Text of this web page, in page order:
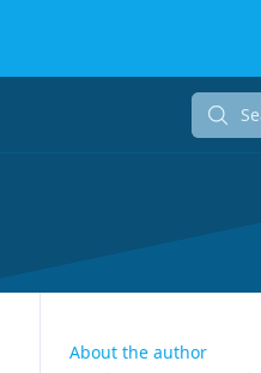
About the author